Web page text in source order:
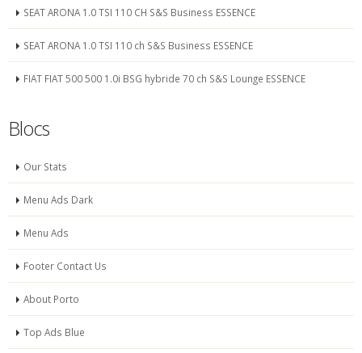
SEAT ARONA 1.0 TSI 110 CH S&S Business ESSENCE
SEAT ARONA 1.0 TSI 110 ch S&S Business ESSENCE
FIAT FIAT 500 500 1.0i BSG hybride 70 ch S&S Lounge ESSENCE
Blocs
Our Stats
Menu Ads Dark
Menu Ads
Footer Contact Us
About Porto
Top Ads Blue